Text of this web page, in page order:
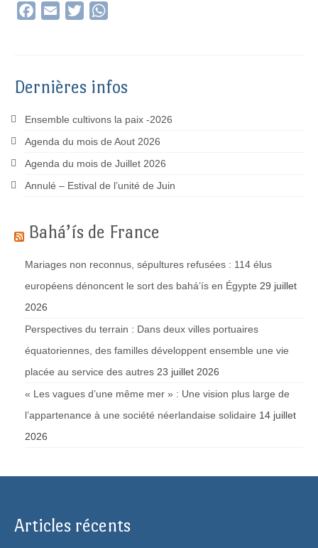
Facebook
Email Twitter
Dernières infos
Ensemble cultivons la paix -2026
Agenda du mois de Aout 2026
Agenda du mois de Juillet 2026
Annulé – Estival de l’unité de Juin
Bahá’ís de France
Mariages non reconnus, sépultures refusées : 114 élus
européens dénoncent le sort des bahá’ís en Égypte 29 juillet
2026
Perspectives du terrain : Dans deux villes portuaires
équatoriennes, des familles développent ensemble une vie
placée au service des autres 23 juillet 2026
« Les vagues d’une même mer » : Une vision plus large de
l’appartenance à une société néerlandaise solidaire 14 juillet
2026
Articles récents